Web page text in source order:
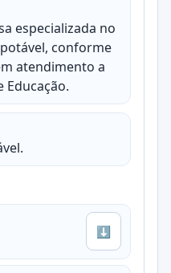
especializada no
conforme
atendimento a
Educação.
⬇